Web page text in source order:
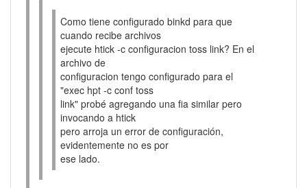
Como tiene configurado binkd para que
cuando recibe archivos
ejecute htick -c configuracion toss link? En el
archivo de
configuracion tengo configurado para el
"exec hpt -c conf toss
link" probé agregando una fia similar pero
invocando a htick
pero arroja un error de configuración,
evidentemente no es por
ese lado.